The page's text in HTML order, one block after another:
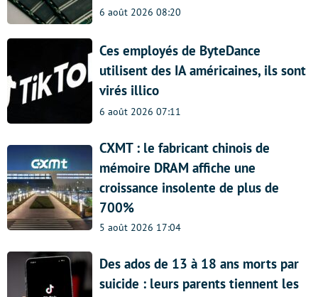
6 août 2026 08:20
Ces employés de ByteDance
utilisent des IA américaines, ils sont
virés illico
6 août 2026 07:11
CXMT : le fabricant chinois de
mémoire DRAM affiche une
croissance insolente de plus de
700%
5 août 2026 17:04
Des ados de 13 à 18 ans morts par
suicide : leurs parents tiennent les